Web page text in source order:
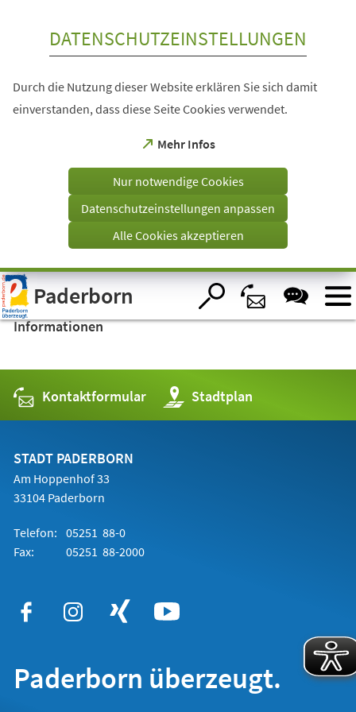
Visuelle
Assistenzsoftware
öffnen.
DATENSCHUTZEINSTELLUNGEN
Durch die Nutzung dieser Website erklären Sie sich damit
einverstanden, dass diese Seite Cookies verwendet.
Mehr Infos
(Öffnet
einem
Tab)
Nur notwendige Cookies
Datenschutzeinstellungen anpassen
Alle Cookies akzeptieren
Paderborn
Informationen
Kontaktformular Stadtplan
(Öffnet
in
einem
STADT PADERBORN
Am Hoppenhof 33
33104 Paderborn
Telefon: 05251 88-0
Fax:
05251 88-2000
Paderborn überzeugt.